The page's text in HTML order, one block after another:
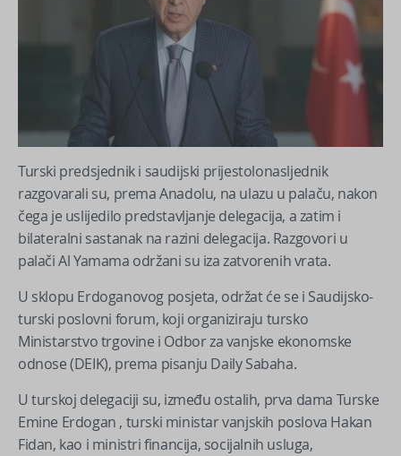
Turski predsjednik i saudijski prijestolonasljednik
razgovarali su, prema Anadolu, na ulazu u palaču, nakon
čega je uslijedilo predstavljanje delegacija, a zatim i
bilateralni sastanak na razini delegacija. Razgovori u
palači Al Yamama održani su iza zatvorenih vrata.
U sklopu Erdoganovog posjeta, održat će se i Saudijsko-
turski poslovni forum, koji organiziraju tursko
Ministarstvo trgovine i Odbor za vanjske ekonomske
odnose (DEIK), prema pisanju Daily Sabaha.
U turskoj delegaciji su, između ostalih, prva dama Turske
Emine Erdogan , turski ministar vanjskih poslova Hakan
Fidan, kao i ministri financija, socijalnih usluga,